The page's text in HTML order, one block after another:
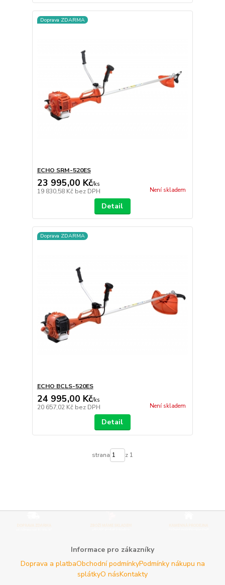
Doprava ZDARMA
ECHO SRM-520ES
23 995,00 Kč/ks
19 830,58 Kč bez DPH Není skladem
Detail
Doprava ZDARMA
ECHO BCLS-520ES
24 995,00 Kč/ks
20 657,02 Kč bez DPH Není skladem
Detail
strana z 1
Informace pro zákazníky
Doprava a platbaObchodní podmínkyPodmínky nákupu na
splátkyO násKontakty